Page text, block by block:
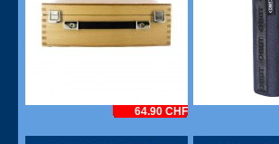
64.90 CHF